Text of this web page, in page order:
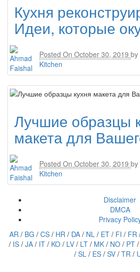
Кухня
Идеи, которые
Posted On October 30, 2019 by
Kitchen
Лучшие образцы
макета для
Posted On October 30, 2019 by
Kitchen
Disclaimer
DMCA
Privacy
AR/ BG / CS/ HR/ DA/ NL/ ET/ FI / FR
/ IS / JA / IT / KO / LV / LT / MK / NO / PT /
/ SL / ES / SV / TR /